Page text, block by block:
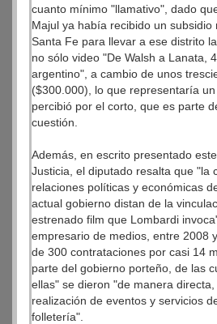
cuanto mínimo "llamativo", dado
Majul ya había recibido un subsidio
Santa Fe para llevar a ese distrito
no sólo video "De Walsh a Lanata,
argentino", a cambio de unos
($300.000), lo que representaría
percibió por el corto, que es parte
cuestión.
Además, en escrito presentado
Justicia, el diputado resalta que "la
relaciones políticas y económicas
actual gobierno distan de la
estrenado film que Lombardi
empresario de medios, entre 2008
de 300 contrataciones por casi 14
parte del gobierno porteño, de las
ellas" se dieron "de manera
realización de eventos y servicios
folletería".